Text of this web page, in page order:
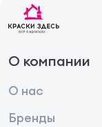
О компании
О нас
Бренды